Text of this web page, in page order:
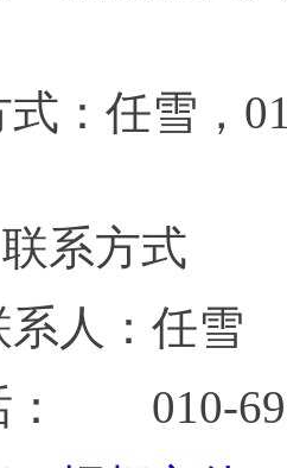
：任雪，
系方式
人：任雪
010-